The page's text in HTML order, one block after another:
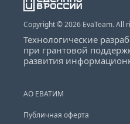
Copyright © 2026 EvaTeam. All
Технологические
при грантовой
развития
АО ЕВАТИМ
Публичная оферта